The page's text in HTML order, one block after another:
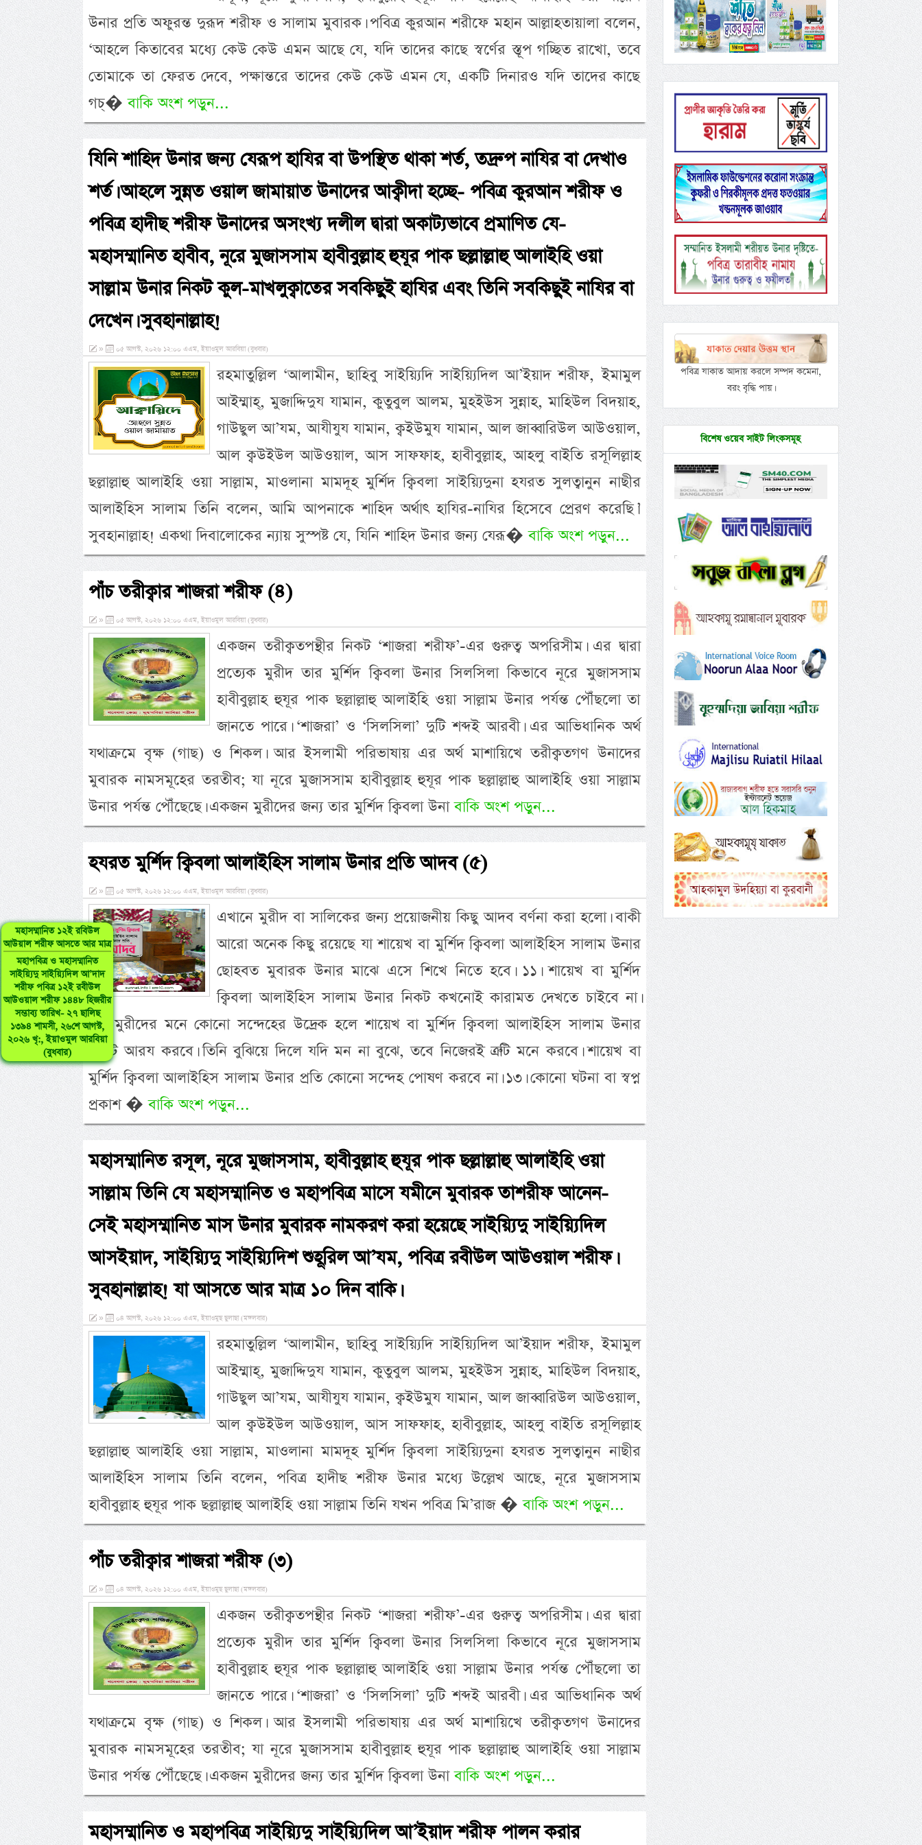
মহাসম্মানিত ১২ই রবিউল
আউয়াল শরীফ আসতে আর মাত্র
মহাপবিত্র ও মহাসম্মানিত
সাইয়্যিদু সাইয়্যিদিল আ’দাদ
শরীফ পবিত্র ১২ই রবীউল
আউওয়াল শরীফ ১৪৪৮ হিজরীর
সম্ভাব্য তারিখ- ২৭ ছালিছ
১৩৯৪ শামসী, ২৬শে আগস্ট,
২০২৬ খৃ:, ইয়াওমুল আরবিয়া
(বুধবার)
উনার প্রতি অফুরন্ত দুরূদ শরীফ ও সালাম মুবারক। পবিত্র কুরআন শরীফে মহান আল্লাহতায়ালা বলেন,
‘আহলে কিতাবের মধ্যে কেউ কেউ এমন আছে যে, যদি তাদের কাছে স্বর্ণের স্তূপ গচ্ছিত রাখো, তবে
তোমাকে তা ফেরত দেবে, পক্ষান্তরে তাদের কেউ কেউ এমন যে, একটি দিনারও যদি তাদের কাছে
গচ্�বাকি অংশ পড়ুন...
যিনি শাহিদ উনার জন্য যেরূপ হাযির বা উপস্থিত থাকা শর্ত, তদ্রুপ নাযির বা দেখাও
শর্ত। আহলে সুন্নত ওয়াল জামায়াত উনাদের আক্বীদা হচ্ছে- পবিত্র কুরআন শরীফ ও
পবিত্র হাদীছ শরীফ উনাদের অসংখ্য দলীল দ্বারা অকাট্যভাবে প্রমাণিত যে-
মহাসম্মানিত হাবীব, নূরে মুজাসসাম হাবীবুল্লাহ হুযূর পাক ছল্লাল্লাহু আলাইহি ওয়া
সাল্লাম উনার নিকট কুল-মাখলুক্বাতের সবকিছুই হাযির এবং তিনি সবকিছুই নাযির বা
দেখেন। সুবহানাল্লাহ!
» ০৫ আগস্ট, ২০২৬ ১২:০০ এএম, ইয়াওমুল আরবিয়া (বুধবার)
রহমাতুল্লিল ‘আলামীন, ছাহিবু সাইয়্যিদি সাইয়্যিদিল আ’ইয়াদ শরীফ, ইমামুল
আইম্মাহ্, মুজাদ্দিদুয যামান, কুতুবুল আলম, মুহইউস সুন্নাহ, মাহিউল বিদয়াহ,
গাউছুল আ’যম, আযীযুয যামান, ক্বইউমুয যামান, আল জাব্বারিউল আউওয়াল,
আল ক্বউইউল আউওয়াল, আস সাফফাহ, হাবীবুল্লাহ, আহলু বাইতি রসূলিল্লাহ
ছল্লাল্লাহু আলাইহি ওয়া সাল্লাম, মাওলানা মামদূহ মুর্শিদ ক্বিবলা সাইয়্যিদুনা হযরত সুলত্বানুন নাছীর
আলাইহিস সালাম তিনি বলেন, আমি আপনাকে শাহিদ অর্থাৎ হাযির-নাযির হিসেবে প্রেরণ করেছি।’
সুবহানাল্লাহ! একথা দিবালোকের ন্যায় সুস্পষ্ট যে, যিনি শাহিদ উনার জন্য যেরূ�বাকি অংশ পড়ুন...
পাঁচ তরীক্বার শাজরা শরীফ (৪)
» ০৫ আগস্ট, ২০২৬ ১২:০০ এএম, ইয়াওমুল আরবিয়া (বুধবার)
একজন তরীক্বতপন্থীর নিকট ‘শাজরা শরীফ’-এর গুরুত্ব অপরিসীম। এর দ্বারা
প্রত্যেক মুরীদ তার মুর্শিদ ক্বিবলা উনার সিলসিলা কিভাবে নূরে মুজাসসাম
হাবীবুল্লাহ হুযূর পাক ছল্লাল্লাহু আলাইহি ওয়া সাল্লাম উনার পর্যন্ত পৌঁছলো তা
জানতে পারে। ‘শাজরা’ ও ‘সিলসিলা’ দুটি শব্দই আরবী। এর আভিধানিক অর্থ
যথাক্রমে বৃক্ষ (গাছ) ও শিকল। আর ইসলামী পরিভাষায় এর অর্থ মাশায়িখে তরীক্বতগণ উনাদের
মুবারক নামসমূহের তরতীব; যা নূরে মুজাসসাম হাবীবুল্লাহ হুযূর পাক ছল্লাল্লাহু আলাইহি ওয়া সাল্লাম
উনার পর্যন্ত পৌঁছেছে। একজন মুরীদের জন্য তার মুর্শিদ ক্বিবলা উনাবাকি অংশ পড়ুন...
হযরত মুর্শিদ ক্বিবলা আলাইহিস সালাম উনার প্রতি আদব (৫)
» ০৫ আগস্ট, ২০২৬ ১২:০০ এএম, ইয়াওমুল আরবিয়া (বুধবার)
এখানে মুরীদ বা সালিকের জন্য প্রয়োজনীয় কিছু আদব বর্ণনা করা হলো। বাকী
আরো অনেক কিছু রয়েছে যা শায়েখ বা মুর্শিদ ক্বিবলা আলাইহিস সালাম উনার
ছোহবত মুবারক উনার মাঝে এসে শিখে নিতে হবে। ১১। শায়েখ বা মুর্শিদ
ক্বিবলা আলাইহিস সালাম উনার নিকট কখনোই কারামত দেখতে চাইবে না।
১২। মুরীদের মনে কোনো সন্দেহের উদ্রেক হলে শায়েখ বা মুর্শিদ ক্বিবলা আলাইহিস সালাম উনার
নিকট আরয করবে। তিনি বুঝিয়ে দিলে যদি মন না বুঝে, তবে নিজেরই ত্রুটি মনে করবে। শায়েখ বা
মুর্শিদ ক্বিবলা আলাইহিস সালাম উনার প্রতি কোনো সন্দেহ পোষণ করবে না। ১৩। কোনো ঘটনা বা স্বপ্ন
প্রকাশ �বাকি অংশ পড়ুন...
মহাসম্মানিত রসূল, নূরে মুজাসসাম, হাবীবুল্লাহ হুযূর পাক ছল্লাল্লাহু আলাইহি ওয়া
সাল্লাম তিনি যে মহাসম্মানিত ও মহাপবিত্র মাসে যমীনে মুবারক তাশরীফ আনেন-
সেই মহাসম্মানিত মাস উনার মুবারক নামকরণ করা হয়েছে সাইয়্যিদু সাইয়্যিদিল
আসইয়াদ, সাইয়্যিদু সাইয়্যিদিশ শুহূরিল আ’যম, পবিত্র রবীউল আউওয়াল শরীফ।
সুবহানাল্লাহ! যা আসতে আর মাত্র ১০ দিন বাকি।
» ০৪ আগস্ট, ২০২৬ ১২:০০ এএম, ইয়াওমুছ ছুলাছা (মঙ্গলবার)
রহমাতুল্লিল ‘আলামীন, ছাহিবু সাইয়্যিদি সাইয়্যিদিল আ’ইয়াদ শরীফ, ইমামুল
আইম্মাহ্, মুজাদ্দিদুয যামান, কুতুবুল আলম, মুহইউস সুন্নাহ, মাহিউল বিদয়াহ,
গাউছুল আ’যম, আযীযুয যামান, ক্বইউমুয যামান, আল জাব্বারিউল আউওয়াল,
আল ক্বউইউল আউওয়াল, আস সাফফাহ, হাবীবুল্লাহ, আহলু বাইতি রসূলিল্লাহ
ছল্লাল্লাহু আলাইহি ওয়া সাল্লাম, মাওলানা মামদূহ মুর্শিদ ক্বিবলা সাইয়্যিদুনা হযরত সুলত্বানুন নাছীর
আলাইহিস সালাম তিনি বলেন, পবিত্র হাদীছ শরীফ উনার মধ্যে উল্লেখ আছে, নূরে মুজাসসাম
হাবীবুল্লাহ হুযূর পাক ছল্লাল্লাহু আলাইহি ওয়া সাল্লাম তিনি যখন পবিত্র মি’রাজ �বাকি অংশ পড়ুন...
পাঁচ তরীক্বার শাজরা শরীফ (৩)
» ০৪ আগস্ট, ২০২৬ ১২:০০ এএম, ইয়াওমুছ ছুলাছা (মঙ্গলবার)
একজন তরীক্বতপন্থীর নিকট ‘শাজরা শরীফ’-এর গুরুত্ব অপরিসীম। এর দ্বারা
প্রত্যেক মুরীদ তার মুর্শিদ ক্বিবলা উনার সিলসিলা কিভাবে নূরে মুজাসসাম
হাবীবুল্লাহ হুযূর পাক ছল্লাল্লাহু আলাইহি ওয়া সাল্লাম উনার পর্যন্ত পৌঁছলো তা
জানতে পারে। ‘শাজরা’ ও ‘সিলসিলা’ দুটি শব্দই আরবী। এর আভিধানিক অর্থ
যথাক্রমে বৃক্ষ (গাছ) ও শিকল। আর ইসলামী পরিভাষায় এর অর্থ মাশায়িখে তরীক্বতগণ উনাদের
মুবারক নামসমূহের তরতীব; যা নূরে মুজাসসাম হাবীবুল্লাহ হুযূর পাক ছল্লাল্লাহু আলাইহি ওয়া সাল্লাম
উনার পর্যন্ত পৌঁছেছে। একজন মুরীদের জন্য তার মুর্শিদ ক্বিবলা উনাবাকি অংশ পড়ুন...
মহাসম্মানিত ও মহাপবিত্র সাইয়্যিদু সাইয়্যিদিল আ’ইয়াদ শরীফ পালন করার
পবিত্র যাকাত আদায় করলে সম্পদ কমেনা,
বরং বৃদ্ধি পায়।
বিশেষ ওয়েব সাইট লিংকসমূহ